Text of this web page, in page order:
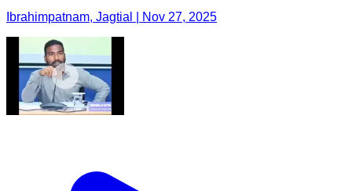
Ibrahimpatnam, Jagtial | Nov 27, 2025